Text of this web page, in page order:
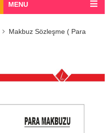
MENU
Makbuz Sözleşme ( Para